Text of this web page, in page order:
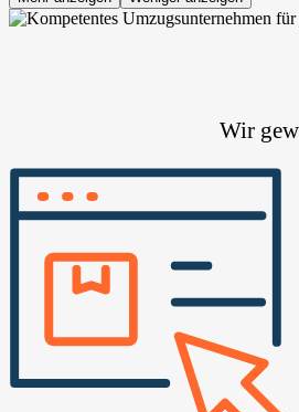
Wir